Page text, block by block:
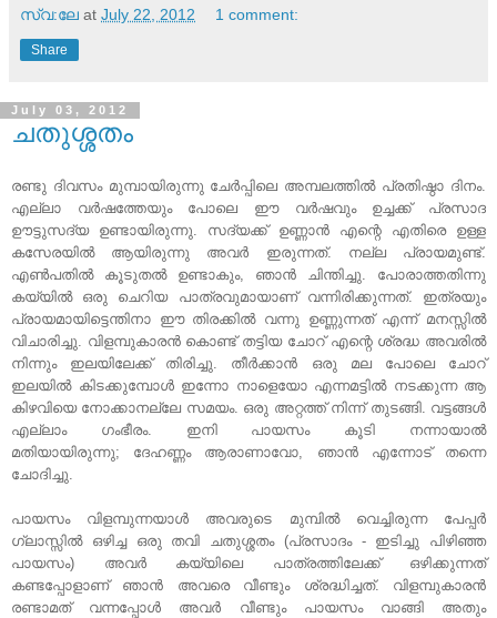
സ്വ:ലേ at July 22, 2012 1 comment:
Share
July 03, 2012
ചതുശ്ശതം
രണ്ടു ദിവസം മുമ്പായിരുന്നു ചേര്‍പ്പിലെ അമ്പലത്തില്‍ പ്രതിഷ്ഠാ ദിനം.
എല്ലാ വര്‍ഷത്തേയും പോലെ ഈ വര്‍ഷവും ഉച്ചക്ക്‌ പ്രസാദ
ഊട്ടുസദ്യ ഉണ്ടായിരുന്നു. സദ്യക്ക് ഉണ്ണാന്‍ എന്റെ എതിരെ ഉള്ള
കസേരയില്‍ ആയിരുന്നു അവര്‍ ഇരുന്നത്. നല്ല പ്രായമുണ്ട്.
എണ്‍പതില്‍ കൂടുതല്‍ ഉണ്ടാകും, ഞാന്‍ ചിന്തിച്ചു. പോരാത്തതിന്നു
കയ്യില്‍ ഒരു ചെറിയ പാത്രവുമായാണ് വന്നിരിക്കുന്നത്. ഇത്രയും
പ്രായമായിട്ടെന്തിനാ ഈ തിരക്കില്‍ വന്നു ഉണ്ണുന്നത് എന്ന് മനസ്സില്‍
വിചാരിച്ചു. വിളമ്പുകാരന്‍ കൊണ്ട് തട്ടിയ ചോറ് എന്റെ ശ്രദ്ധ അവരില്‍
നിന്നും ഇലയിലേക്ക് തിരിച്ചു. തീര്‍ക്കാന്‍ ഒരു മല പോലെ ചോറ്
ഇലയില്‍ കിടക്കുമ്പോള്‍ ഇന്നോ നാളെയോ എന്നമട്ടില്‍ നടക്കുന്ന ആ
കിഴവിയെ നോക്കാനല്ലേ സമയം. ഒരു അറ്റത്ത് നിന്ന് തുടങ്ങി. വട്ടങ്ങള്‍
എല്ലാം ഗംഭീരം. ഇനി പായസം കൂടി നന്നായാല്‍
മതിയായിരുന്നു; ദേഹണ്ണം ആരാണാവോ, ഞാന്‍ എന്നോട് തന്നെ
ചോദിച്ചു.
പായസം വിളമ്പുന്നയാള്‍ അവരുടെ മുമ്പില്‍ വെച്ചിരുന്ന പേപ്പര്‍
ഗ്ലാസ്സില്‍ ഒഴിച്ച ഒരു തവി ചതുശ്ശതം (പ്രസാദം - ഇടിച്ചു പിഴിഞ്ഞ
പായസം) അവര്‍ കയ്യിലെ പാത്രത്തിലേക്ക് ഒഴിക്കുന്നത്
കണ്ടപ്പോളാണ് ഞാന്‍ അവരെ വീണ്ടും ശ്രദ്ധിച്ചത്. വിളമ്പുകാരന്‍
രണ്ടാമത് വന്നപ്പോള്‍ അവര്‍ വീണ്ടും പായസം വാങ്ങി അതും